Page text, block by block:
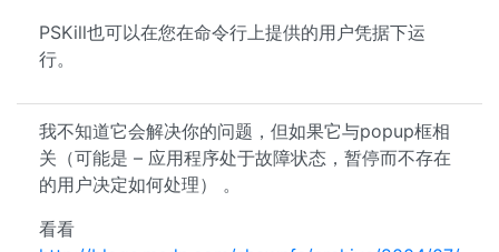
PSKill也可以在您在命令行上提供的用户凭据下运
行。
我不知道它会解决你的问题，但如果它与popup框相
关（可能是 – 应用程序处于故障状态，暂停而不存在
的用户决定如何处理） 。
看看